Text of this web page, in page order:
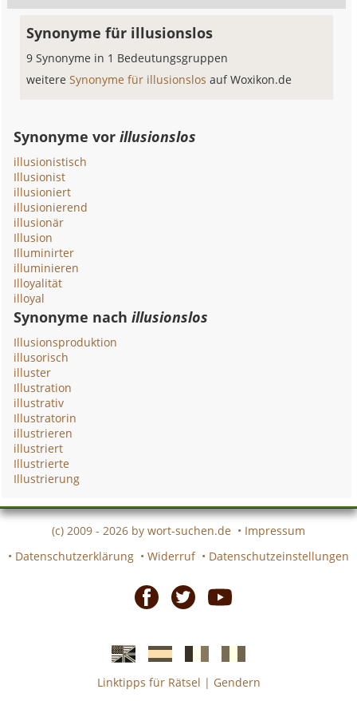
Synonyme für illusionslos
9 Synonyme in 1 Bedeutungsgruppen
weitereSynonyme für illusionslosauf Woxikon.de
Synonyme vorillusionslos
illusionistisch
Illusionist
illusioniert
illusionierend
illusionär
Illusion
Illuminirter
illuminieren
Illoyalität
illoyal
Synonyme nachillusionslos
Illusionsproduktion
illusorisch
illuster
Illustration
illustrativ
Illustratorin
illustrieren
illustriert
Illustrierte
Illustrierung
(c) 2009 - 2026 by wort-suchen.de • Impressum
• Datenschutzerklärung • Widerruf • Datenschutzeinstellungen
EnglischeSpanischefranzösicheitalienische
Linktipps für Rätsel | Gendern